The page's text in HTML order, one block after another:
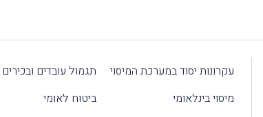
עקרונות יסוד במערכת המיסוי
מיסוי בינלאומי
תגמול עובדים ובכירים
ביטוח לאומי